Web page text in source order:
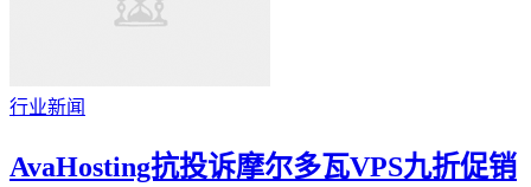
行业新闻
AvaHosting抗投诉摩尔多瓦VPS九折促销